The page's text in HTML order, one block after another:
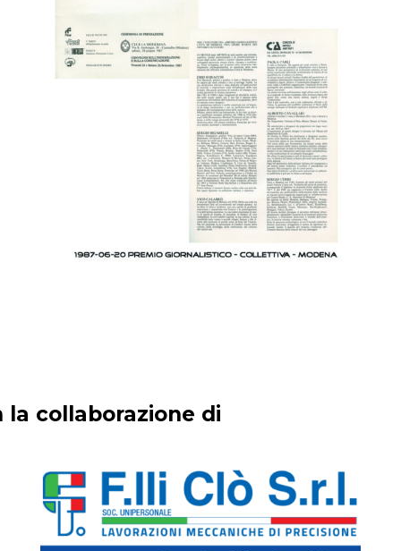
la collaborazione di